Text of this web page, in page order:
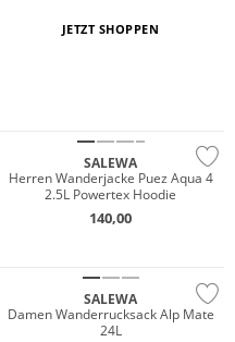
JETZT SHOPPEN
SALEWA
Herren Wanderjacke Puez Aqua 4
2.5L Powertex Hoodie
140,00
SALEWA
Damen Wanderrucksack Alp Mate
24L